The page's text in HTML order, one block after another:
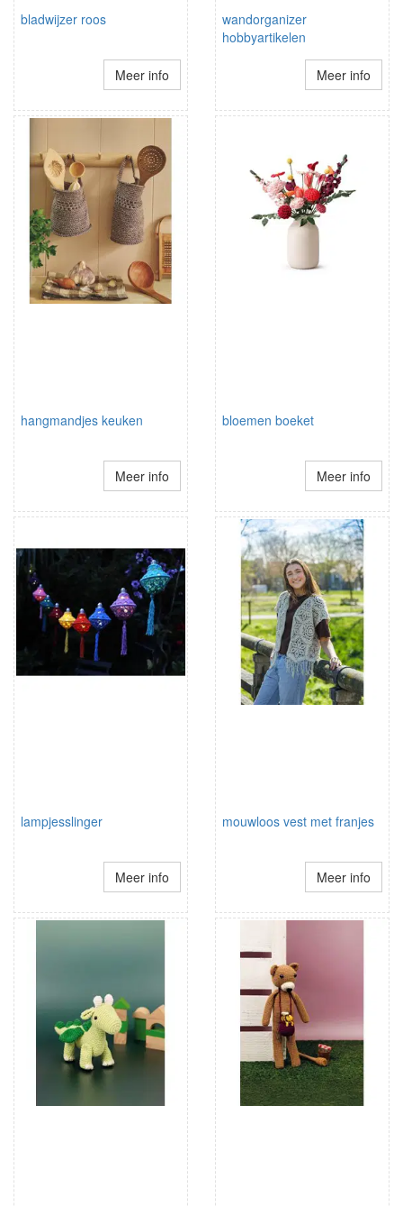
bladwijzer roos
Meer info
wandorganizer
hobbyartikelen
Meer info
hangmandjes keuken
Meer info
bloemen boeket
Meer info
lampjesslinger
Meer info
mouwloos vest met franjes
Meer info